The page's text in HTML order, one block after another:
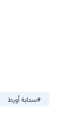
#سحابة أورط